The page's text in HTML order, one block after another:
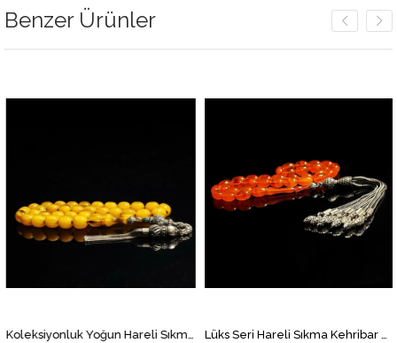
Benzer Ürünler
Koleksiyonluk Yoğun Hareli Sıkma Kehribar Tesbih